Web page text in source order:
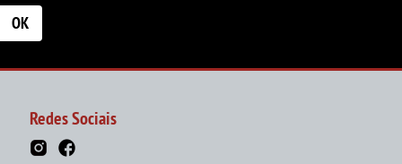
OK
Redes Sociais